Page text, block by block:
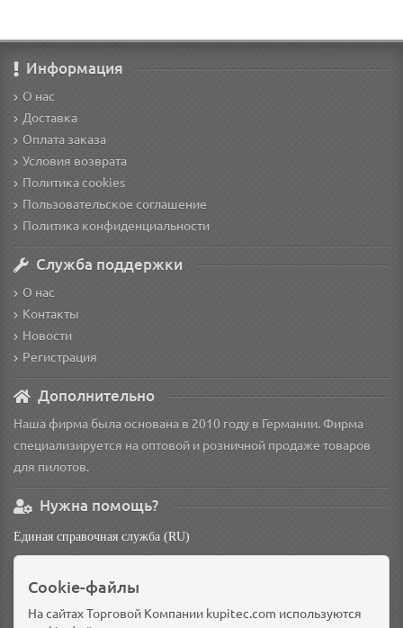
Информация
О нас
Доставка
Оплата заказа
Условия возврата
Политика cookies
Пользовательское соглашение
Политика конфиденциальности
Служба поддержки
О нас
Контакты
Новости
Регистрация
Дополнительно
Наша фирма была основана в 2010 году в Германии. Фирма
специализируется на оптовой и розничной продаже товаров
для пилотов.
Нужна помощь?
Единая справочная служба (RU)
non
Основной склад: Германия, Берлин
Доп. склад: Россия, Омск
Cookie-файлы
На сайтах Торговой Компании kupitec.com используются